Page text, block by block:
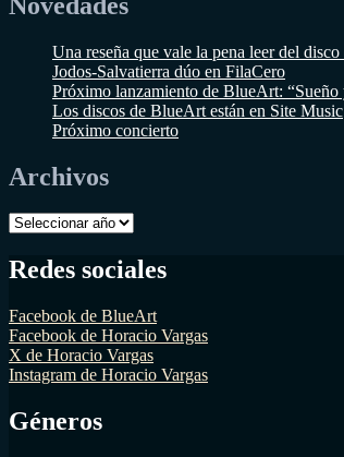
Una reseña que vale la pena leer del
Jodos-Salvatierra dúo en FilaCero
Próximo lanzamiento de BlueArt: “Sueño
Los discos de BlueArt están en Site Music
Próximo concierto
Archivos
Archivos
Redes sociales
Facebook de BlueArt
Facebook de Horacio Vargas
X de Horacio Vargas
Instagram de Horacio Vargas
Géneros